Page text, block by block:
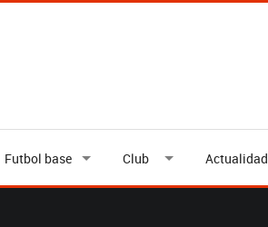
Futbol base Club Actualidad